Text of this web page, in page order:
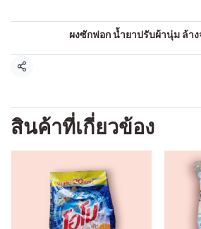
ผงซักฟอก น้ำยาปรับผ้านุ่ม ล้า
แชร์
สินค้าที่เกี่ยวข้อง